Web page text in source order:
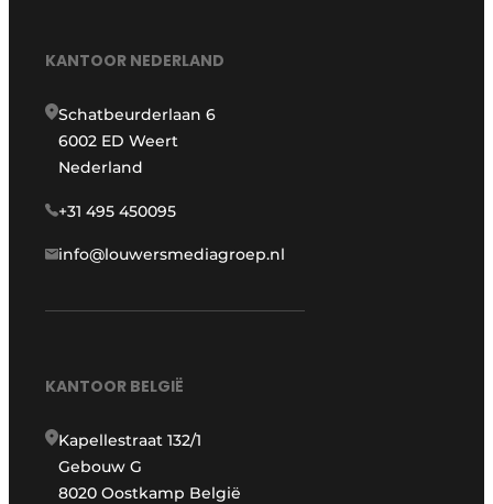
KANTOOR NEDERLAND
Schatbeurderlaan 6
6002 ED Weert
Nederland
+31 495 450095
info@louwersmediagroep.nl
KANTOOR BELGIË
Kapellestraat 132/1
Gebouw G
8020 Oostkamp België